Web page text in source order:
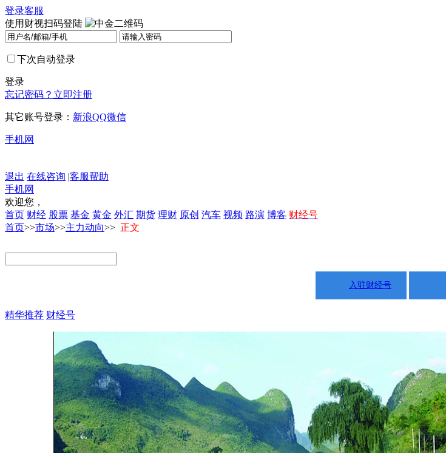
登录客服
使用财视扫码登陆
下次自动登录
登录
忘记密码？ 立即注册
其它账号登录： 新浪QQ微信
手机网
退出 在线咨询 |客服帮助
手机网
欢迎您，
首页 财经 股票 基金 黄金 外汇 期货 理财 原创 汽车 视频 路演 博客 财经号
首页>>市场>>主力动向>> 正文
入驻财经号
精华推荐 财经号